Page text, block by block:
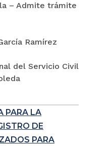
– Admite trámite
Ramírez
del Servicio Civil
PARA LA
DE
PARA